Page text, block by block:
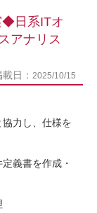
◆日系ITオ
アナリス
日： 2025/10/15
力し、仕様を
義書を作成・